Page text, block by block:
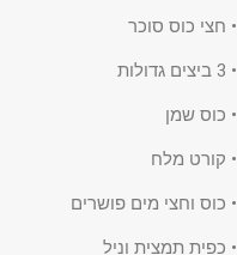
• חצי כוס סוכר
• 3 ביצים גדולות
• כוס שמן
• קורט מלח
• כוס וחצי מים פושרים
• כפית תמצית וניל